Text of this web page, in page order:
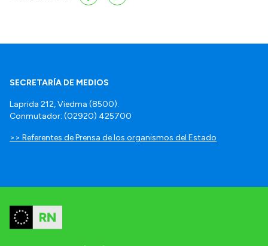
SECRETARÍA DE MEDIOS
Laprida 212, Viedma (8500).
Conmutador: (02920) 425700
>> Referentes de Prensa de los organismos del Estado